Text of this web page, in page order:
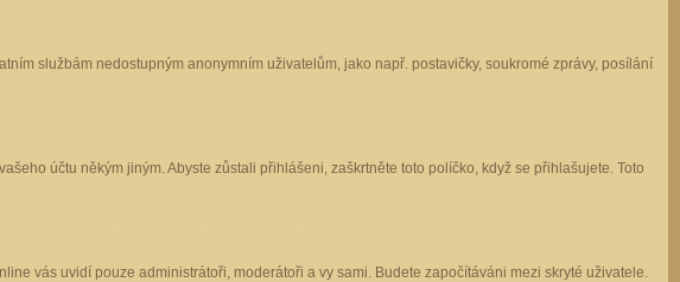
službám nedostupným anonymním uživatelům, jako např. postavičky, soukromé zprávy, posílání
účtu někým jiným. Abyste zůstali přihlášeni, zaškrtněte toto políčko, když se přihlašujete. Toto
vás uvidí pouze administrátoři, moderátoři a vy sami. Budete započítáváni mezi skryté uživatele.